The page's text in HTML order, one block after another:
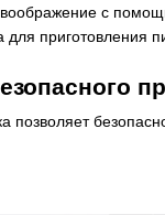
с
приготовления
позволяет